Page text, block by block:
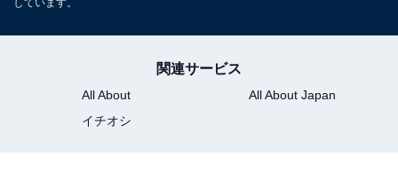
しています。
関連サービス
All About
All About Japan
イチオシ